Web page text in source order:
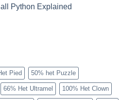
Python Explained
Pied 50% het Puzzle
66% Het Ultramel 100% Het Clown